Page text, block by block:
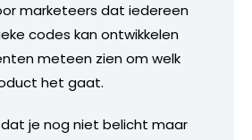
marketeers dat iedereen
codes kan ontwikkelen
meteen zien om welk
het gaat.
je nog niet belicht maar